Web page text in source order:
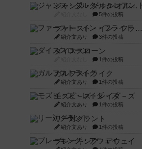
ジャンヌ・ダルク-オルレアン ドロー＆ライト
5件の投稿
ファースト・イン・フライト
紹介文あり 3件の投稿
ダイススローン
1件の投稿
ガルフストライク
紹介文あり 1件の投稿
モズビ－ズ・レイダ－ズ
紹介文あり 1件の投稿
リー対グラント
紹介文あり 1件の投稿
ブレーキング・アウェイ